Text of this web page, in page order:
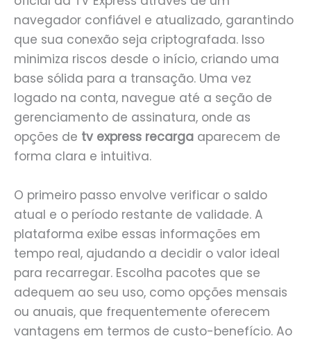
navegador confiável e atualizado, garantindo
que sua conexão seja criptografada. Isso
minimiza riscos desde o início, criando uma
base sólida para a transação. Uma vez
logado na conta, navegue até a seção de
gerenciamento de assinatura, onde as
opções de tv express recarga aparecem de
forma clara e intuitiva.
O primeiro passo envolve verificar o saldo
atual e o período restante de validade. A
plataforma exibe essas informações em
tempo real, ajudando a decidir o valor ideal
para recarregar. Escolha pacotes que se
adequem ao seu uso, como opções mensais
ou anuais, que frequentemente oferecem
vantagens em termos de custo-benefício. Ao